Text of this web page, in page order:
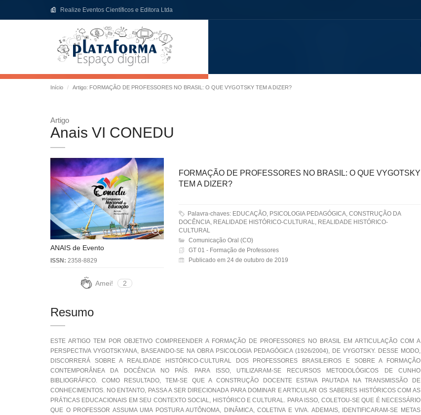
Realize Eventos Científicos e Editora Ltda
Início Artigo: FORMAÇÃO DE PROFESSORES NO BRASIL: O QUE VYGOTSKY TEM A DIZER?
Artigo
Anais VI CONEDU
ANAIS de Evento
ISSN: 2358-8829
Amei! 2
FORMAÇÃO DE PROFESSORES NO BRASIL: O QUE VYGOTSKY
TEM A DIZER?
Palavra-chaves: EDUCAÇÃO, PSICOLOGIA PEDAGÓGICA, CONSTRUÇÃO DA
DOCÊNCIA, REALIDADE HISTÓRICO-CULTURAL, REALIDADE HISTÓRICO-
CULTURAL
Comunicação Oral (CO)
GT 01 - Formação de Professores
Publicado em 24 de outubro de 2019
Resumo
ESTE ARTIGO TEM POR OBJETIVO COMPREENDER A FORMAÇÃO DE PROFESSORES NO BRASIL EM ARTICULAÇÃO COM A
PERSPECTIVA VYGOTSKYANA, BASEANDO-SE NA OBRA PSICOLOGIA PEDAGÓGICA (1926/2004), DE VYGOTSKY. DESSE MODO,
DISCORRERÁ SOBRE A REALIDADE HISTÓRICO-CULTURAL DOS PROFESSORES BRASILEIROS E SOBRE A FORMAÇÃO
CONTEMPORÂNEA DA DOCÊNCIA NO PAÍS. PARA ISSO, UTILIZARAM-SE RECURSOS METODOLÓGICOS DE CUNHO
BIBLIOGRÁFICO. COMO RESULTADO, TEM-SE QUE A CONSTRUÇÃO DOCENTE ESTAVA PAUTADA NA TRANSMISSÃO DE
CONHECIMENTOS. NO ENTANTO, PASSA A SER DIRECIONADA PARA DOMINAR E ARTICULAR OS SABERES HISTÓRICOS COM AS
PRÁTICAS EDUCACIONAIS EM SEU CONTEXTO SOCIAL, HISTÓRICO E CULTURAL. PARA ISSO, COLETOU-SE QUE É NECESSÁRIO
QUE O PROFESSOR ASSUMA UMA POSTURA AUTÔNOMA, DINÂMICA, COLETIVA E VIVA. ADEMAIS, IDENTIFICARAM-SE METAS